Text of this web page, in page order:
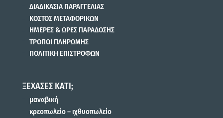
ΔΙΑΔΙΚΑΣΙΑ ΠΑΡΑΓΓΕΛΙΑΣ
ΚΟΣΤΟΣ ΜΕΤΑΦΟΡΙΚΩΝ
ΗΜΕΡΕΣ & ΩΡΕΣ ΠΑΡΑΔΟΣΗΣ
ΤΡΟΠΟΙ ΠΛΗΡΩΜΗΣ
ΠΟΛΙΤΙΚΗ ΕΠΙΣΤΡΟΦΩΝ
ΞΕΧΑΣΕΣ ΚΑΤΙ;
μαναβική
κρεοπωλείο – ιχθυοπωλείο